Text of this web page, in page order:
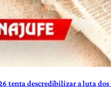
tenta descredibilizar a luta